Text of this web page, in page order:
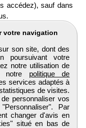
accédez), sauf dans
informations à des
faire. Par exemple,
d'entreprises qui
le vôtre.
transmises sur une
en France ou
de modération, de
... Dans ce cadre,
impérativement
votre navigation
son site, dont des
poursuivant votre
notre utilisation de
notre politique de
services adaptés à
de visites.
personnaliser vos
Par
changer d'avis en
situé en bas de